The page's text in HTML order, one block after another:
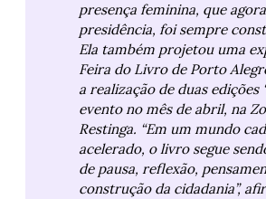
presença feminina, que
presidência, foi sempre
Ela também projetou uma
Feira do Livro de Porto
a realização de duas edições
evento no mês de abril, na
Restinga. “Em um mundo
acelerado, o livro segue
de pausa, reflexão,
construção da cidadania”,